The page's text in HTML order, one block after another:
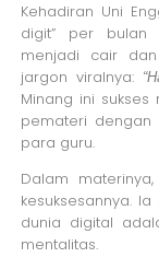
Kehadiran Uni
digit” per bulan
menjadi cair
jargon viralnya:
Minang ini
pemateri dengan
para guru.
Dalam
kesuksesannya.
dunia digital
mentalitas.